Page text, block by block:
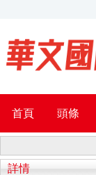
首頁 頭條
詳情